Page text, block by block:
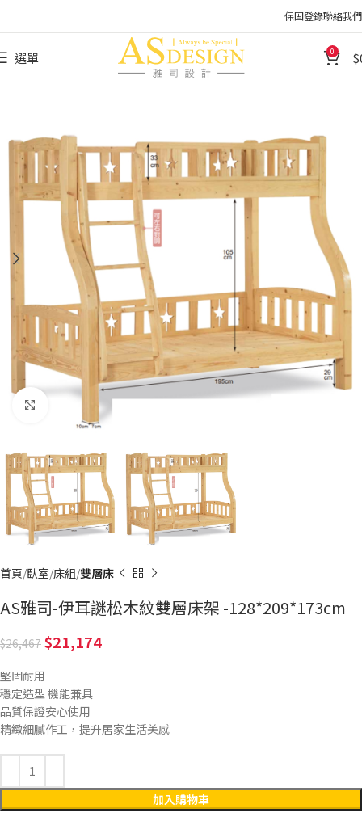
保固登錄聯絡我們
選單 0
Click to enlarge
首頁 臥室 床組 雙層床
AS雅司-伊耳謎松木紋雙層床架 -128*209*173cm
26,467 21,174
堅固耐用
穩定造型 機能兼具
品質保證安心使用
精緻細膩作工，提升居家生活美感
加入購物車